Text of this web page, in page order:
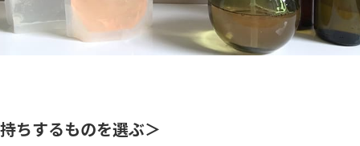
ちするものを選ぶ＞